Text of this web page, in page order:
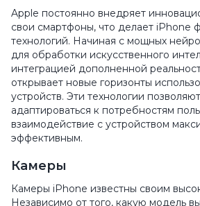
Apple постоянно внедряет
свои смартфоны, что делает iPhone
технологий. Начиная с мощных
для обработки искусственного
интеграцией дополненной
открывает новые горизонты
устройств. Эти технологии
адаптироваться к потребностям
взаимодействие с устройством
эффективным.
Камеры
Камеры iPhone известны своим
Независимо от того, какую модель